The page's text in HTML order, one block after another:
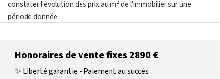
constater l'évolution des prix au m² de l'immobilier sur une
période donnée
Honoraires de vente fixes 2890 €
✨ Liberté garantie - Paiement au succès